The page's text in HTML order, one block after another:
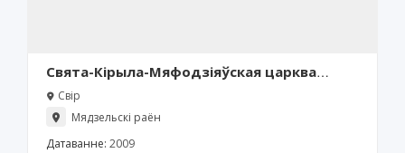
Свята-Кірыла-Мяфодзіяўская царква
(Свір)
Свір
Мядзельскі раён
Датаванне: 2009